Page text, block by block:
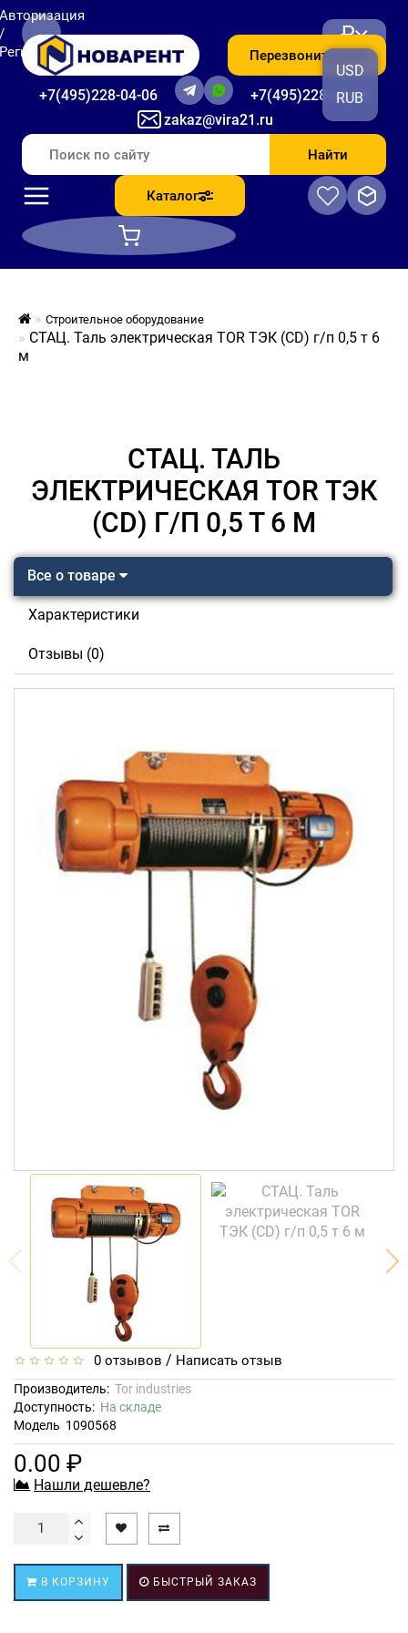
zakaz@vira21.ru
+7(495)228-04-06 +7(495)228-06-56
Перезвоните мне
₽
USD
RUB
Найти
Каталог
Строительное оборудование
СТАЦ. Таль электрическая TOR ТЭК (CD) г/п 0,5 т 6
м
СТАЦ. ТАЛЬ
ЭЛЕКТРИЧЕСКАЯ TOR ТЭК
(CD) Г/П 0,5 Т 6 М
Все о товаре
Характеристики
Отзывы (0)
0 отзывов / Написать отзыв
Производитель: Tor industries
Доступность: На складе
Модель 1090568
0.00 ₽
Нашли дешевле?
В КОРЗИНУ БЫСТРЫЙ ЗАКАЗ